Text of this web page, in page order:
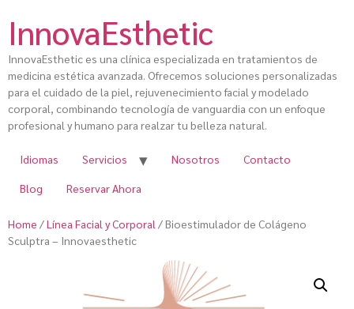
InnovaEsthetic
InnovaEsthetic es una clínica especializada en tratamientos de
medicina estética avanzada. Ofrecemos soluciones personalizadas
para el cuidado de la piel, rejuvenecimiento facial y modelado
corporal, combinando tecnología de vanguardia con un enfoque
profesional y humano para realzar tu belleza natural.
Idiomas Servicios Nosotros Contacto
Blog Reservar Ahora
Home /Línea Facial y Corporal / Bioestimulador de Colágeno
Sculptra – Innovaesthetic